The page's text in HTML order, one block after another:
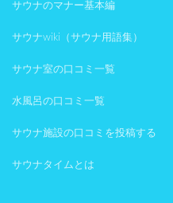
サウナのマナー基本編
サウナwiki（サウナ用語集）
サウナ室の口コミ一覧
水風呂の口コミ一覧
サウナ施設の口コミを投稿する
サウナタイムとは